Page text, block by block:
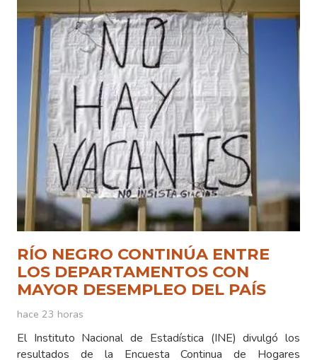
RÍO NEGRO CONTINÚA ENTRE
LOS DEPARTAMENTOS CON
MAYOR DESEMPLEO DEL PAÍS
hace 23 horas
El Instituto Nacional de Estadística (INE) divulgó los
resultados de la Encuesta Continua de Hogares